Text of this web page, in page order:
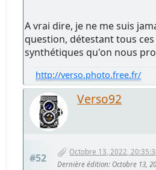
A vrai dire, je ne me suis
question, détestant tous
synthétiques qu'on nous
http://verso.photo.free.fr/
Verso92
#52
Octobre 13, 2022,
Dernière édition: Octobre 13,